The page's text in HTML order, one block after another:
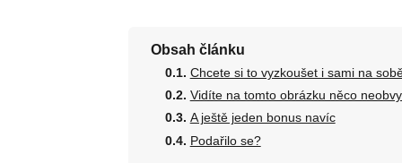
Obsah článku
Chcete si to vyzkoušet i sami na
Vidíte na tomto obrázku něco
A ještě jeden bonus navíc
Podařilo se?